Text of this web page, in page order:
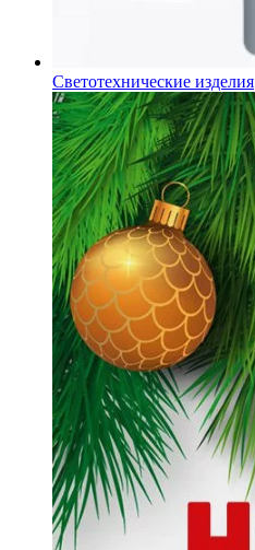
Светотехнические изделия